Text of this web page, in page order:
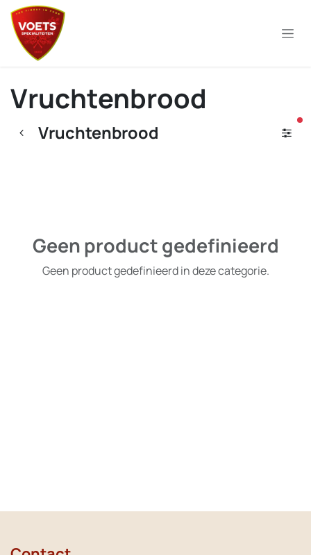
Overslaan naar inhoud
Vruchtenbrood
Vruchtenbrood
Geen product gedefinieerd
Geen product gedefinieerd in deze categorie.